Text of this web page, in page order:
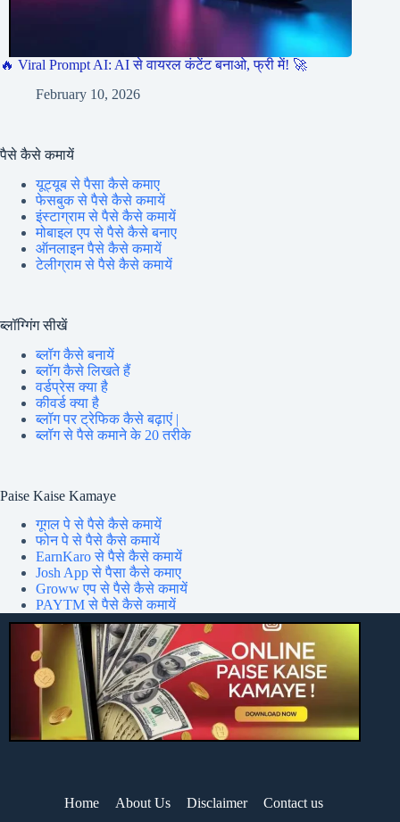
🔥 Viral Prompt AI: AI से वायरल कंटेंट बनाओ, फ्री में! 🚀
February 10, 2026
पैसे कैसे कमायें
यूट्यूब से पैसा कैसे कमाए
फेसबुक से पैसे कैसे कमायें
इंस्टाग्राम से पैसे कैसे कमायें
मोबाइल एप से पैसे कैसे बनाए
ऑनलाइन पैसे कैसे कमायें
टेलीग्राम से पैसे कैसे कमायें
ब्लॉग्गिंग सीखें
ब्लॉग कैसे बनायें
ब्लॉग कैसे लिखते हैं
वर्डप्रेस क्या है
कीवर्ड क्या है
ब्लॉग पर ट्रेफिक कैसे बढ़ाएं |
ब्लॉग से पैसे कमाने के 20 तरीके
Paise Kaise Kamaye
गूगल पे से पैसे कैसे कमायें
फोन पे से पैसे कैसे कमायें
EarnKaro से पैसे कैसे कमायें
Josh App से पैसा कैसे कमाए
Groww एप से पैसे कैसे कमायें
PAYTM से पैसे कैसे कमायें
Home About Us Disclaimer Contact us